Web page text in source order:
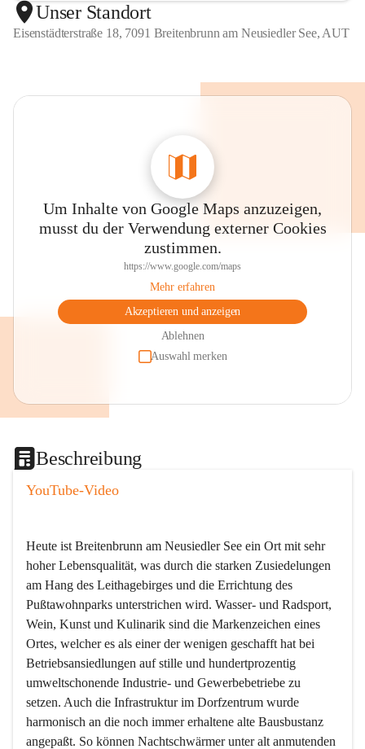
Unser Standort
Eisenstädterstraße 18, 7091 Breitenbrunn am Neusiedler See, AUT
Um Inhalte von Google Maps anzuzeigen,
musst du der Verwendung externer Cookies
zustimmen.
https://www.google.com/maps
Mehr erfahren
Akzeptieren und anzeigen
Ablehnen
Auswahl merken
Beschreibung
YouTube-Video
Heute ist Breitenbrunn am Neusiedler See ein Ort mit sehr
hoher Lebensqualität, was durch die starken Zusiedelungen
am Hang des Leithagebirges und die Errichtung des
Pußtawohnparks unterstrichen wird. Wasser- und Radsport,
Wein, Kunst und Kulinarik sind die Markenzeichen eines
Ortes, welcher es als einer der wenigen geschafft hat bei
Betriebsansiedlungen auf stille und hundertprozentig
umweltschonende Industrie- und Gewerbebetriebe zu
setzen. Auch die Infrastruktur im Dorfzentrum wurde
harmonisch an die noch immer erhaltene alte Bausbustanz
angepaßt. So können Nachtschwärmer unter alt anmutenden